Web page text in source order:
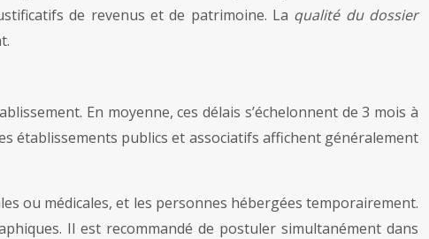
de revenus et de patrimoine. La qualité du dossier
En moyenne, ces délais s’échelonnent de 3 mois à
établissements publics et associatifs affichent généralement
ou médicales, et les personnes hébergées temporairement.
Il est recommandé de postuler simultanément dans